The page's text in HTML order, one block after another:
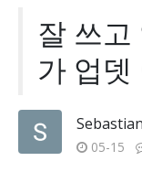
반복 업무를 줄여
반복 업무를 줄여
잘 쓰고
가 업뎃
05-15